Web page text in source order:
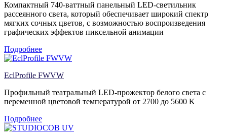
Компактный 740-ваттный панельный LED-светильник
рассеянного света, который обеспечивает широкий спектр
мягких сочных цветов, с возможностью воспроизведения
графических эффектов пиксельной анимации
Подробнее
EclProfile FWVW
Профильный театральный LED-прожектор белого света с
переменной цветовой температурой от 2700 до 5600 K
Подробнее